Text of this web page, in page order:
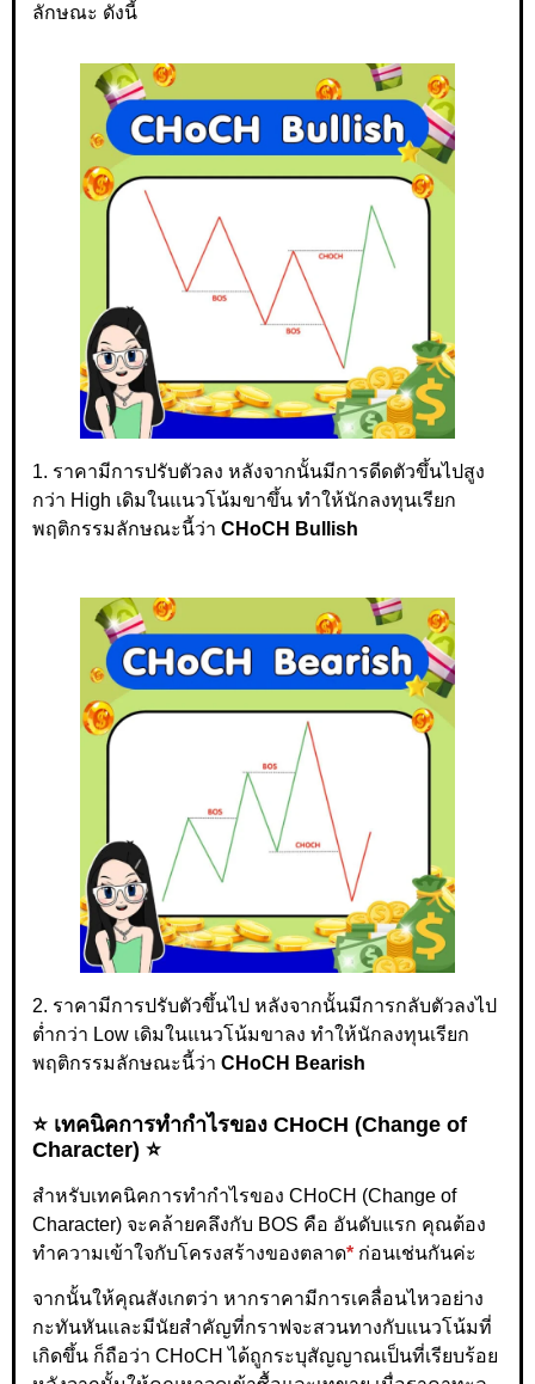
ลักษณะ ดังนี้
1. ราคามีการปรับตัวลง หลังจากนั้นมีการดีดตัวขึ้นไปสูง
กว่า High เดิมในแนวโน้มขาขึ้น ทำให้นักลงทุนเรียก
พฤติกรรมลักษณะนี้ว่า CHoCH Bullish
2. ราคามีการปรับตัวขึ้นไป หลังจากนั้นมีการกลับตัวลงไป
ต่ำกว่า Low เดิมในแนวโน้มขาลง ทำให้นักลงทุนเรียก
พฤติกรรมลักษณะนี้ว่า CHoCH Bearish
⭐ เทคนิคการทำกำไรของ CHoCH (Change of
Character) ⭐
สำหรับเทคนิคการทำกำไรของ CHoCH (Change of
Character) จะคล้ายคลึงกับ BOS คือ อันดับแรก คุณต้อง
ทำความเข้าใจกับโครงสร้างของตลาด* ก่อนเช่นกันค่ะ
จากนั้นให้คุณสังเกตว่า หากราคามีการเคลื่อนไหวอย่าง
กะทันหันและมีนัยสำคัญที่กราฟจะสวนทางกับแนวโน้มที่
เกิดขึ้น ก็ถือว่า CHoCH ได้ถูกระบุสัญญาณเป็นที่เรียบร้อย